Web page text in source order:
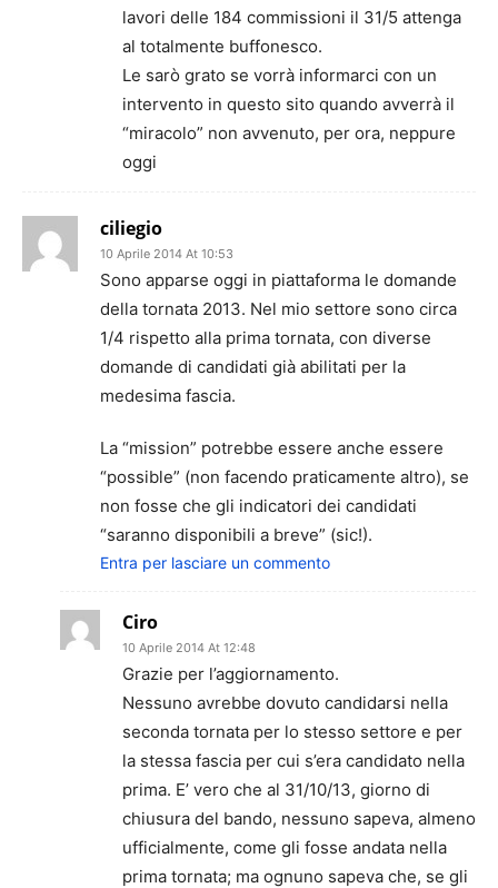
lavori delle 184 commissioni il 31/5 attenga
al totalmente buffonesco.
Le sarò grato se vorrà informarci con un
intervento in questo sito quando avverrà il
“miracolo” non avvenuto, per ora, neppure
oggi
ciliegio
10 Aprile 2014 At 10:53
Sono apparse oggi in piattaforma le domande
della tornata 2013. Nel mio settore sono circa
1/4 rispetto alla prima tornata, con diverse
domande di candidati già abilitati per la
medesima fascia.
La “mission” potrebbe essere anche essere
“possible” (non facendo praticamente altro), se
non fosse che gli indicatori dei candidati
“saranno disponibili a breve” (sic!).
Entra per lasciare un commento
Ciro
10 Aprile 2014 At 12:48
Grazie per l’aggiornamento.
Nessuno avrebbe dovuto candidarsi nella
seconda tornata per lo stesso settore e per
la stessa fascia per cui s’era candidato nella
prima. E’ vero che al 31/10/13, giorno di
chiusura del bando, nessuno sapeva, almeno
ufficialmente, come gli fosse andata nella
prima tornata; ma ognuno sapeva che, se gli